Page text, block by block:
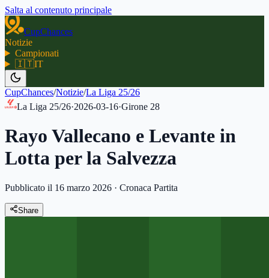
Salta al contenuto principale
CupChances
Notizie
Campionati
🇮🇹IT
CupChances/Notizie/La Liga 25/26
La Liga 25/26·2026-03-16·Girone 28
Rayo Vallecano e Levante in
Lotta per la Salvezza
Pubblicato il 16 marzo 2026 · Cronaca Partita
Share